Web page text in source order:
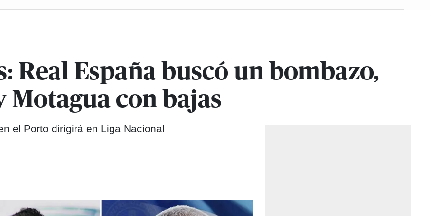
Real España buscó un bombazo,
con bajas
el Porto dirigirá en Liga Nacional